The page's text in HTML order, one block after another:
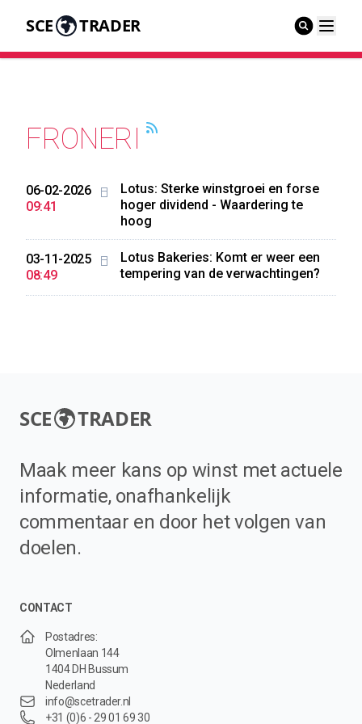
SCE TRADER
FRONERI
06-02-2026
09:41
Lotus: Sterke winstgroei en forse
hoger dividend - Waardering te
hoog
03-11-2025
08:49
Lotus Bakeries: Komt er weer een
tempering van de verwachtingen?
SCE TRADER
Maak meer kans op winst met actuele
informatie, onafhankelijk
commentaar en door het volgen van
doelen.
CONTACT
Postadres:
Olmenlaan 144
1404 DH Bussum
Nederland
info@scetrader.nl
+31 (0)6 - 29 01 69 30